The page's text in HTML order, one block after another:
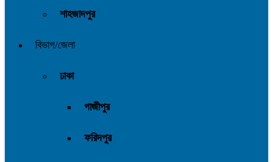
শাহজাদপুর
বিভাগ/জেলা
ঢাকা
গাজীপুর
ফরিদপুর